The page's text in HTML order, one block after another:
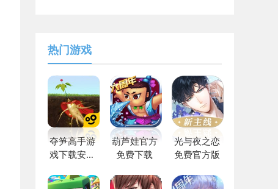
热门游戏
夺笋高手游
戏下载安装
葫芦娃官方
免费下载
光与夜之恋
免费官方版